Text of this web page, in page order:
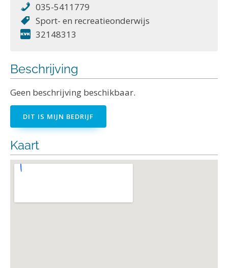
035-5411779
Sport- en recreatieonderwijs
32148313
Beschrijving
Geen beschrijving beschikbaar.
DIT IS MIJN BEDRIJF
Kaart